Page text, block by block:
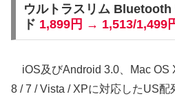
ウルトラスリム Bluetooth
ド 1,899円 → 1,513/1,499
iOS及びAndroid 3.0、Mac OS
8 / 7 / Vista / XPに対応したUS配